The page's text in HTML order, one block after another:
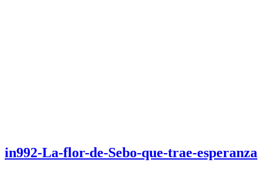
in992-La-flor-de-Sebo-que-trae-esperanza